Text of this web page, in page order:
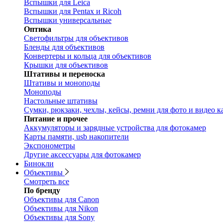
Вспышки для Leica
Вспышки для Pentax и Ricoh
Вспышки универсальные
Оптика
Светофильтры для объективов
Бленды для объективов
Конвертеры и кольца для объективов
Крышки для объективов
Штативы и переноска
Штативы и моноподы
Моноподы
Настольные штативы
Сумки, рюкзаки, чехлы, кейсы, ремни для фото и видео
Питание и прочее
Аккумуляторы и зарядные устройства для фотокамер
Карты памяти, usb накопители
Экспонометры
Другие аксессуары для фотокамер
Бинокли
Объективы
Смотреть все
По бренду
Объективы для Canon
Объективы для Nikon
Объективы для Sony